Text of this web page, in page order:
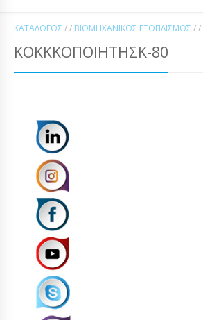
ΚΑΤΆΛΟΓΟΣ / / ΒΙΟΜΗΧΑΝΙΚΌΣ ΕΞΟΠΛΙΣΜΌΣ / /
ΚΟΚΚΚΟΠΟΙΉΤΗΣΚ-80